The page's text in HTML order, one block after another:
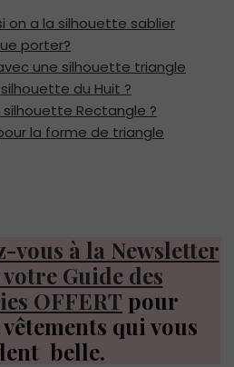
on a la silhouette sablier
porter?
une silhouette triangle
du Huit ?
Rectangle ?
la forme de triangle
vous à la Newsletter
Guide des
OFFERT pour
qui vous
belle.